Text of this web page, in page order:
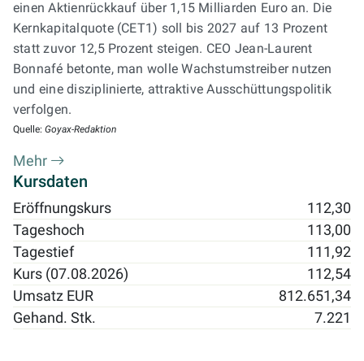
einen Aktienrückkauf über 1,15 Milliarden Euro an. Die
Kernkapitalquote (CET1) soll bis 2027 auf 13 Prozent
statt zuvor 12,5 Prozent steigen. CEO Jean-Laurent
Bonnafé betonte, man wolle Wachstumstreiber nutzen
und eine disziplinierte, attraktive Ausschüttungspolitik
verfolgen.
Quelle: Goyax-Redaktion
Mehr
Kursdaten
Eröffnungskurs
112,30
Tageshoch
113,00
Tagestief
111,92
Kurs (07.08.2026)
112,54
Umsatz EUR
812.651,34
Gehand. Stk.
7.221